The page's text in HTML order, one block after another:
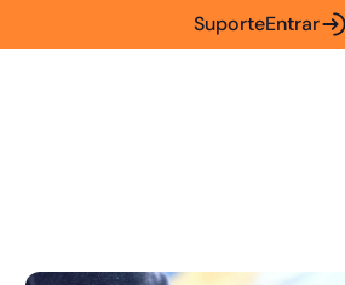
SuporteEntrar